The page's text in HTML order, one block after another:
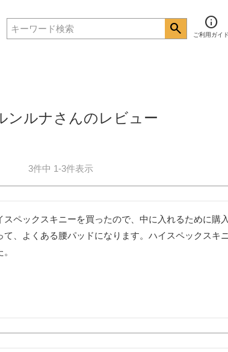
search info
ご利用ガイド
ンルナさんのレビュー
3件中 1-3件表示
スペックスキニーを買ったので、中に入れるために購
て、よくある腰パッドになります。ハイスペックスキ